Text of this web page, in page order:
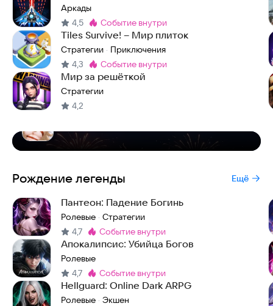
Аркады
4,5 Метка:
событие внутри
Tiles Survive! – Мир плиток
Стратегии · Приключения
4,3
Метка:
событие внутри
Мир за решёткой
Стратегии
4,2
Рождение легенды Ещё
Пантеон: Падение Богинь
Ролевые · Стратегии
4,7 Метка:
событие внутри
Апокалипсис: Убийца Богов
Ролевые
4,7 Метка:
событие внутри
Hellguard: Online Dark ARPG
Ролевые · Экшен